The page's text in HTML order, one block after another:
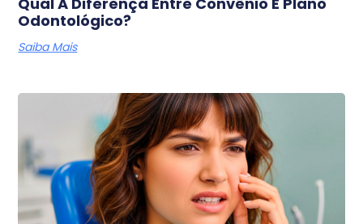
Odontológico?
Saiba Mais